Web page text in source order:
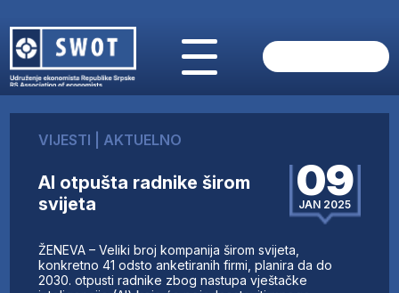
O NAMA
AKTUELNO
ANALIZE
FINANSIJE
IZ STRANIH MEDIJA
VIJESTI AKTUELNO
AI otpušta radnike širom
svijeta
09
JAN 2025
ŽENEVA – Veliki broj kompanija širom svijeta,
konkretno 41 odsto anketiranih firmi, planira da do
2030. otpusti radnike zbog nastupa vještačke